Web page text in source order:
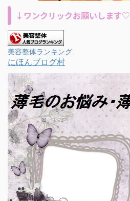
↓ワンクリックお願いします♡
美容整体ランキング
にほんブログ村